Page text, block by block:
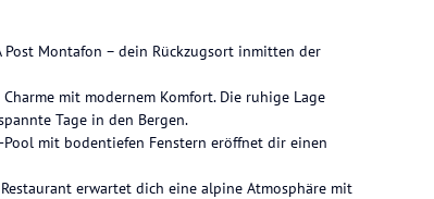
Post Montafon – dein Rückzugsort inmitten der
mit modernem Komfort. Die ruhige Lage
Tage in den Bergen.
mit bodentiefen Fenstern eröffnet dir einen
erwartet dich eine alpine Atmosphäre mit